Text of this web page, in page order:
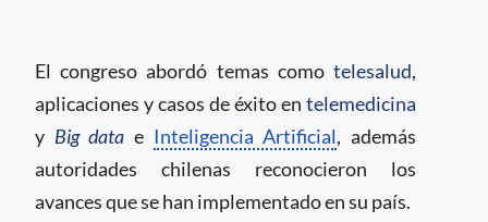
El congreso abordó temas como telesalud,
aplicaciones y casos de éxito en telemedicina
y Big data e Inteligencia Artificial, además
autoridades chilenas reconocieron los
avances que se han implementado en su país.